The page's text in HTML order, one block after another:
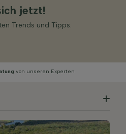
jetzt!
Trends und Tipps.
Sie Ihre Lieferwoche